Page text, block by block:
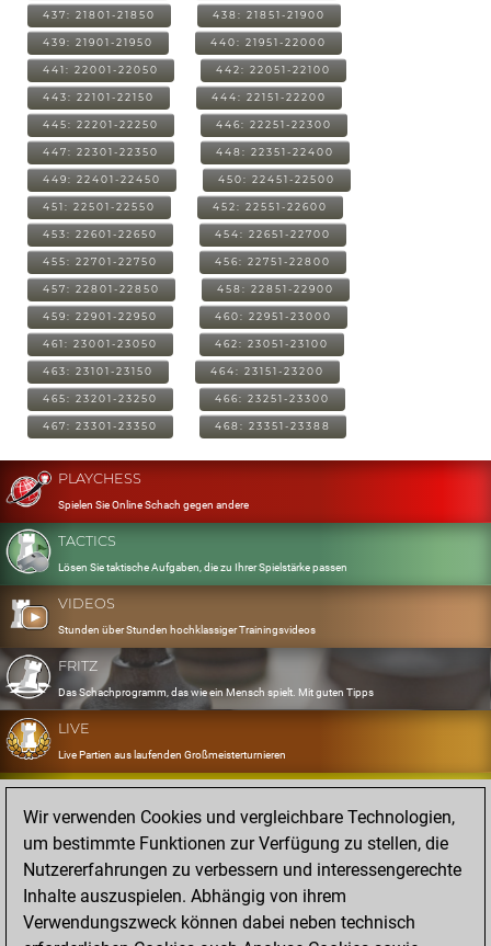
437: 21801-21850 438: 21851-21900
439: 21901-21950 440: 21951-22000
441: 22001-22050 442: 22051-22100
443: 22101-22150 444: 22151-22200
445: 22201-22250 446: 22251-22300
447: 22301-22350 448: 22351-22400
449: 22401-22450 450: 22451-22500
451: 22501-22550 452: 22551-22600
453: 22601-22650 454: 22651-22700
455: 22701-22750 456: 22751-22800
457: 22801-22850 458: 22851-22900
459: 22901-22950 460: 22951-23000
461: 23001-23050 462: 23051-23100
463: 23101-23150 464: 23151-23200
465: 23201-23250 466: 23251-23300
467: 23301-23350 468: 23351-23388
PLAYCHESS
Spielen Sie Online Schach gegen andere
TACTICS
Lösen Sie taktische Aufgaben, die zu Ihrer Spielstärke passen
VIDEOS
Stunden über Stunden hochklassiger Trainingsvideos
FRITZ
Das Schachprogramm, das wie ein Mensch spielt. Mit guten Tipps
LIVE
Live Partien aus laufenden Großmeisterturnieren
OPENINGS
Erfassen und Üben Sie Ihr Eröffnungsrepertoire
DATABASE
Acht Millionen starke Partien
MYGAMES
Speichern und analysieren Sie eigene Partien in der Cloud
Wir verwenden Cookies und vergleichbare Technologien,
um bestimmte Funktionen zur Verfügung zu stellen, die
Nutzererfahrungen zu verbessern und interessengerechte
Inhalte auszuspielen. Abhängig von ihrem
Verwendungszweck können dabei neben technisch